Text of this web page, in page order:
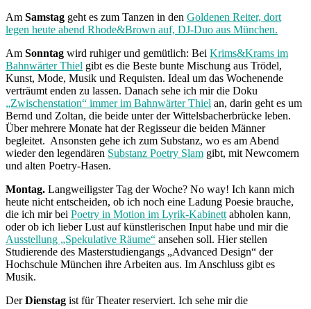
Am Samstag geht es zum Tanzen in den Goldenen Reiter, dort
legen heute abend Rhode&Brown auf, DJ-Duo aus München.
Am Sonntag wird ruhiger und gemütlich: Bei Krims&Krams im
Bahnwärter Thiel gibt es die Beste bunte Mischung aus Trödel,
Kunst, Mode, Musik und Requisten. Ideal um das Wochenende
verträumt enden zu lassen. Danach sehe ich mir die Doku
„Zwischenstation“ immer im Bahnwärter Thiel an, darin geht es um
Bernd und Zoltan, die beide unter der Wittelsbacherbrücke leben.
Über mehrere Monate hat der Regisseur die beiden Männer
begleitet. Ansonsten gehe ich zum Substanz, wo es am Abend
wieder den legendären Substanz Poetry Slam gibt, mit Newcomern
und alten Poetry-Hasen.
Montag. Langweiligster Tag der Woche? No way! Ich kann mich
heute nicht entscheiden, ob ich noch eine Ladung Poesie brauche,
die ich mir bei Poetry in Motion im Lyrik-Kabinett abholen kann,
oder ob ich lieber Lust auf künstlerischen Input habe und mir die
Ausstellung „Spekulative Räume“ ansehen soll. Hier stellen
Studierende des Masterstudiengangs „Advanced Design“ der
Hochschule München ihre Arbeiten aus. Im Anschluss gibt es
Musik.
DerDienstag ist für Theater reserviert. Ich sehe mir die